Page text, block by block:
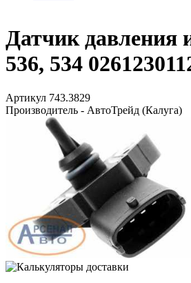
Датчик
536, 534
Артикул 743.3829
Производитель - АвтоТрейд (Калуга)